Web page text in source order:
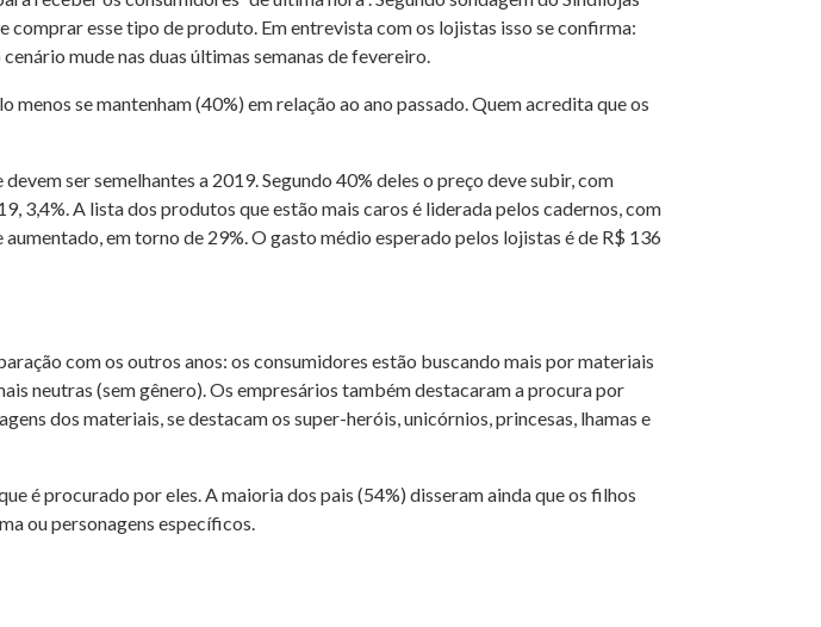
comprar esse tipo de produto. Em entrevista com os lojistas isso se confirma:
mude nas duas últimas semanas de fevereiro.
se mantenham (40%) em relação ao ano passado. Quem acredita que os
ser semelhantes a 2019. Segundo 40% deles o preço deve subir, com
3,4%. A lista dos produtos que estão mais caros é liderada pelos cadernos, com
em torno de 29%. O gasto médio esperado pelos lojistas é de R$ 136
com os outros anos: os consumidores estão buscando mais por materiais
neutras (sem gênero). Os empresários também destacaram a procura por
dos materiais, se destacam os super-heróis, unicórnios, princesas, lhamas e
é procurado por eles. A maioria dos pais (54%) disseram ainda que os filhos
ou personagens específicos.